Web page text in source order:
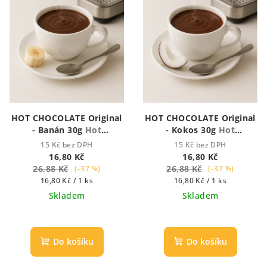
HOT CHOCOLATE Original
- Banán 30g Hot
Chocolate - Houstnoucí
krémová čokoláda
15 Kč bez DPH
16,80 Kč
26,88 Kč
(–37 %)
Měrná
cena:
16,80 Kč / 1 ks
Skladem
hodnocení
produktu
Do košíku
HOT CHOCOLATE Original
- Kokos 30g Hot
Chocolate - Houstnoucí
krémová čokoláda
15 Kč bez DPH
16,80 Kč
26,88 Kč
(–37 %)
Měrná
cena:
16,80 Kč / 1 ks
Skladem
hodnocení
produktu
Do košíku